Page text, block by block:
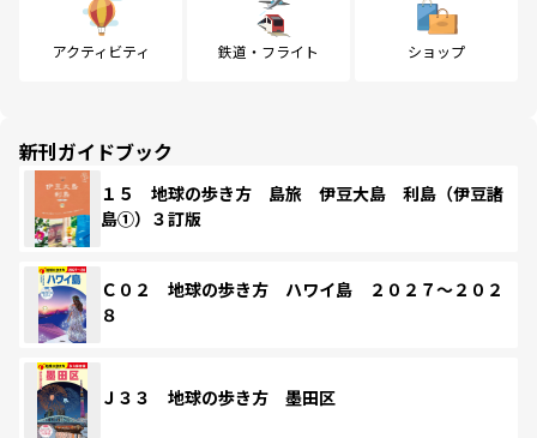
アクティビティ 鉄道・フライト ショップ
新刊ガイドブック
１５ 地球の歩き方 島旅 伊豆大島 利島（伊豆諸
島①）３訂版
Ｃ０２ 地球の歩き方 ハワイ島 ２０２７～２０２
８
Ｊ３３ 地球の歩き方 墨田区